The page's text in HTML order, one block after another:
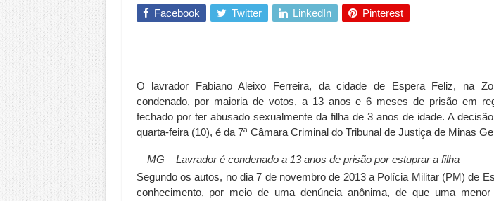
De economista a referência nacional: como Jaque Rosa ensina
Tomada de decisão estratégica: como usar dados e
Investimento em energia limpa chega para brasileiros: ZCT traz
Serralheria de Alumínio vs. Ferro: guia completo para escolher o
Qualidade do produto e percepção do consumidor: como marcas
O Crescimento da Influência de Especialistas Independentes
Facebook Twitter LinkedIn Pinterest
O lavrador Fabiano Aleixo Ferreira, da cidade de Espera Feliz, na
condenado, por maioria de votos, a 13 anos e 6 meses de prisão em
fechado por ter abusado sexualmente da filha de 3 anos de idade. A
quarta-feira (10), é da 7ª Câmara Criminal do Tribunal de Justiça de Minas
MG – Lavrador é condenado a 13 anos de prisão por estuprar a filha
Segundo os autos, no dia 7 de novembro de 2013 a Polícia Militar (PM) de
conhecimento, por meio de uma denúncia anônima, de que uma menor